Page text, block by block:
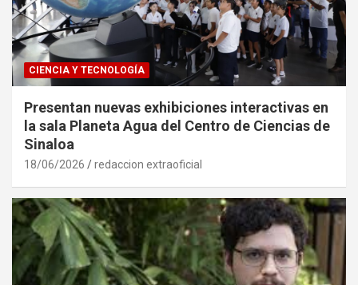
CIENCIA Y TECNOLOGÍA
Presentan nuevas exhibiciones interactivas en
la sala Planeta Agua del Centro de Ciencias de
Sinaloa
18/06/2026 redaccion extraoficial